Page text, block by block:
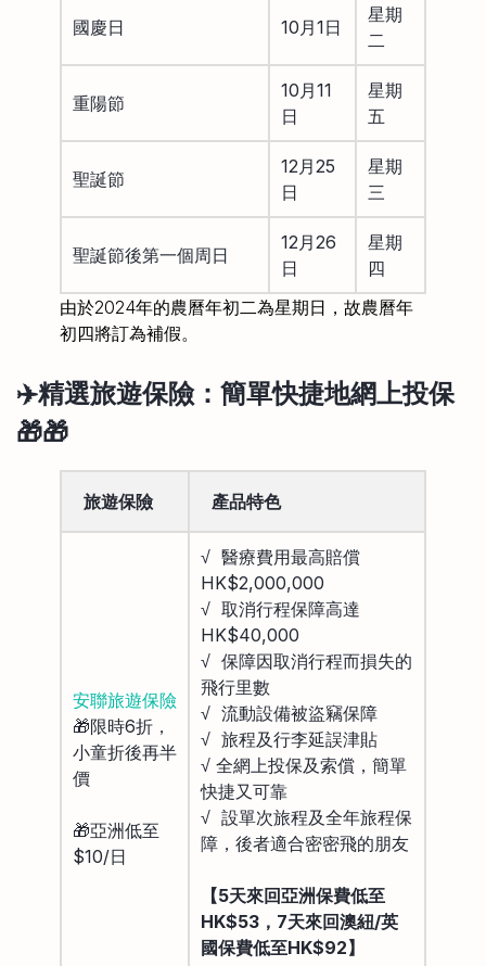
國慶日 10月1日
星期
二
重陽節
10月11
日
星期
五
聖誕節
12月25
日
星期
三
聖誕節後第一個周日
12月26
日
星期
四
由於2024年的農曆年初二為星期日，故農曆年
初四將訂為補假。
✈️精選旅遊保險：簡單快捷地網上投保
🎁🎁
旅遊保險 產品特色
安聯旅遊保險
🎁限時6折，
小童折後再半
價
🎁亞洲低至
$10/日
√ 醫療費用最高賠償
HK$2,000,000
√ 取消行程保障高達
HK$40,000
√ 保障因取消行程而損失的
飛行里數
√ 流動設備被盜竊保障
√ 旅程及行李延誤津貼
√ 全網上投保及索償，簡單
快捷又可靠
√ 設單次旅程及全年旅程保
障，後者適合密密飛的朋友
【5天來回亞洲保費低至
HK$53，7天來回澳紐/英
國保費低至HK$92】